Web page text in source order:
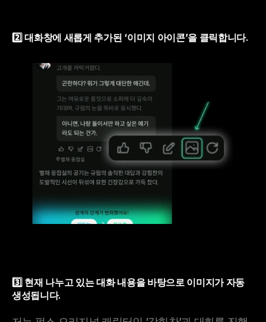
2️⃣ 대화창에 새롭게 추가된 ‘이미지 아이콘’을 클릭합니다.
3️⃣ 현재 나누고 있는 대화 내용을 바탕으로 이미지가 자동
생성됩니다.